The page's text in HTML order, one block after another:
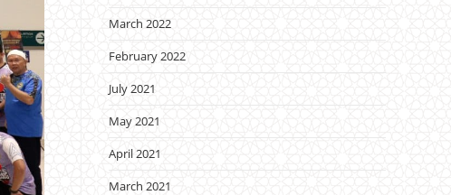
March 2022
February 2022
July 2021
May 2021
April 2021
March 2021